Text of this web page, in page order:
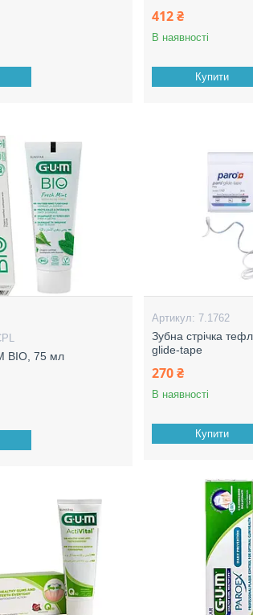
412 ₴
В наявності
Купити
BIO, 75 мл
7.1762
Зубна стрічка
glide-tape
270 ₴
В наявності
Купити